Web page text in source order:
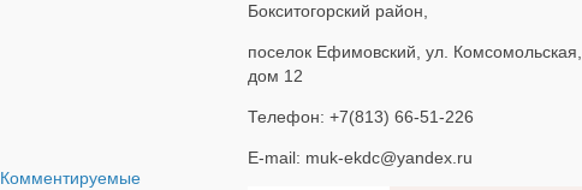
Комментируемые
Бокситогорский район,
поселок Ефимовский, ул. Комсомольская,
дом 12
Телефон: +7(813) 66-51-226
E-mail: muk-ekdc@yandex.ru